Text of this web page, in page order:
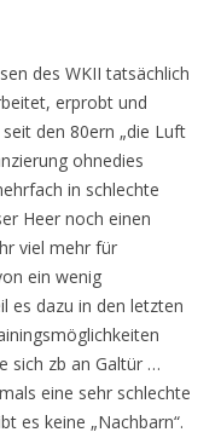
des WKII tatsächlich
erprobt und
den 80ern „die Luft
ohnedies
in schlechte
Heer noch einen
viel mehr für
ein wenig
es dazu in den letzten
sich zb an Galtür …
eine sehr schlechte
es keine „Nachbarn“.